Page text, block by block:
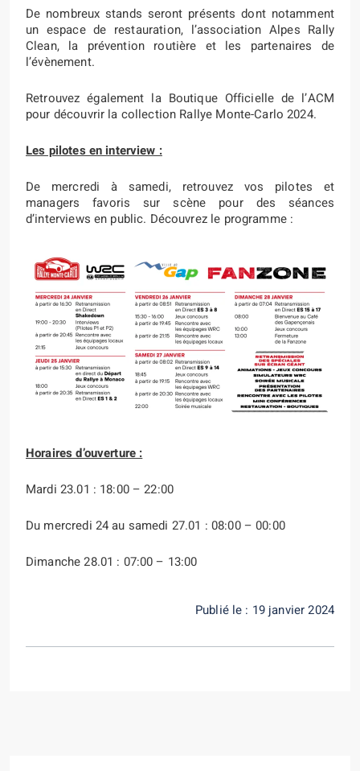
De nombreux stands seront présents dont notamment
un espace de restauration, l’association Alpes Rally
Clean, la prévention routière et les partenaires de
l’évènement.
Retrouvez également la Boutique Officielle de l’ACM
pour découvrir la collection Rallye Monte-Carlo 2024.
Les pilotes en interview :
De mercredi à samedi, retrouvez vos pilotes et
managers favoris sur scène pour des séances
d’interviews en public. Découvrez le programme :
Horaires d’ouverture :
Mardi 23.01 : 18:00 – 22:00
Du mercredi 24 au samedi 27.01 : 08:00 – 00:00
Dimanche 28.01 : 07:00 – 13:00
Publié le : 19 janvier 2024